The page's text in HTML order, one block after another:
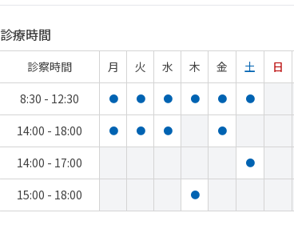
診療時間
診察時間 月 火 水 木 金 土
日
8:30 - 12:30
● ● ● ● ● ●
14:00 - 18:00 ● ● ● ●
14:00 - 17:00 ●
15:00 - 18:00 ●